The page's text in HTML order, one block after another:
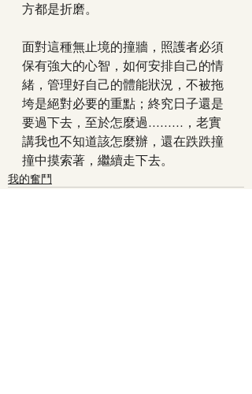
方都是折磨。
面對這種無止境的撞牆，照護者必須
保有強大的心智，如何安排自己的情
緒，管理好自己的體能狀況，不被拖
垮是絕對必要的重點；終究日子還是
要過下去，至於怎麼過.........，老實
講我也不知道該怎麼辦，還在跌跌撞
撞中摸索著，繼續走下去。
我的奮鬥